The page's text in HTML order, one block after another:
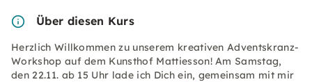
Über diesen Kurs
Herzlich Willkommen zu unserem kreativen Adventskranz-
Workshop auf dem Kunsthof Mattiesson! Am Samstag,
den 22.11. ab 15 Uhr lade ich Dich ein, gemeinsam mit mir